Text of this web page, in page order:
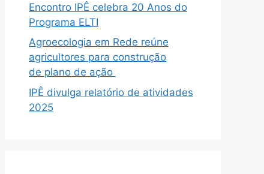
Encontro IPÊ celebra 20 Anos do
Programa ELTI
Agroecologia em Rede reúne
agricultores para construção
de plano de ação
IPÊ divulga relatório de atividades
2025